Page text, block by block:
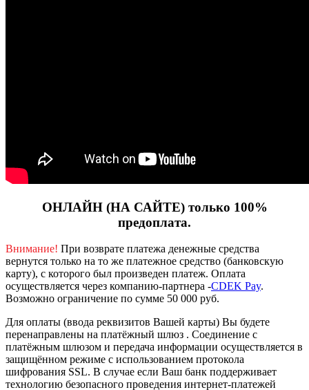
ОНЛАЙН (НА САЙТЕ) только 100%
предоплата.
Внимание! При возврате платежа денежные средства
вернутся только на то же платежное средство (банковскую
карту), с которого был произведен платеж. Оплата
осуществляется через компанию-партнера -CDEK Pay.
Возможно ограничение по сумме 50 000 руб.
Для оплаты (ввода реквизитов Вашей карты) Вы будете
перенаправлены на платёжный шлюз . Соединение с
платёжным шлюзом и передача информации осуществляется в
защищённом режиме с использованием протокола
шифрования SSL. В случае если Ваш банк поддерживает
технологию безопасного проведения интернет-платежей